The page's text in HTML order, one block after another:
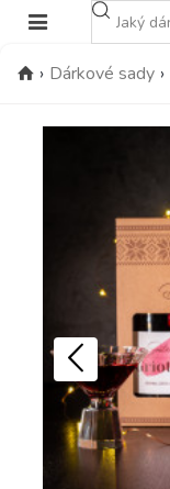
› Dárkové sady ›